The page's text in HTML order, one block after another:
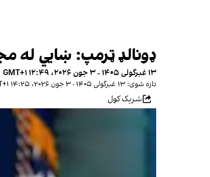
ډونالډ ټرمپ: ښايي له
۱۳ غبرگولی ۱۴۰۵ - ۳ جون ۲۰۲۶، ۱۲:۴۹ GMT+۱
تازه شوی: ۱۳ غبرگولی ۱۴۰۵ - ۳ جون ۲۰۲۶، ۱۴:۲۵ GMT+۱
شریک کول